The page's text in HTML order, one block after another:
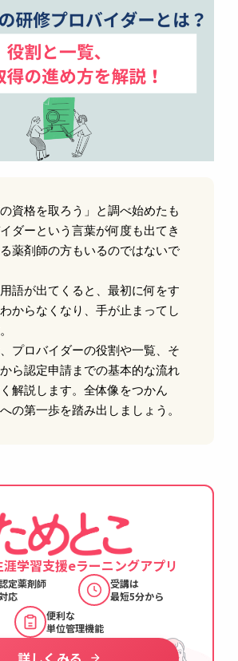
の資格を取ろう」と調べ始めたも
ダーという言葉が何度も出てき
薬剤師の方もいるのではないで
語が出てくると、最初に何をす
からなくなり、手が止まってし
プロバイダーの役割や一覧、そ
ら認定申請までの基本的な流れ
解説します。全体像をつかん
の第一歩を踏み出しましょう。
学習支援eラーニングアプリ
定薬剤師
応
受講は
最短5分から
便利な
単位管理機能